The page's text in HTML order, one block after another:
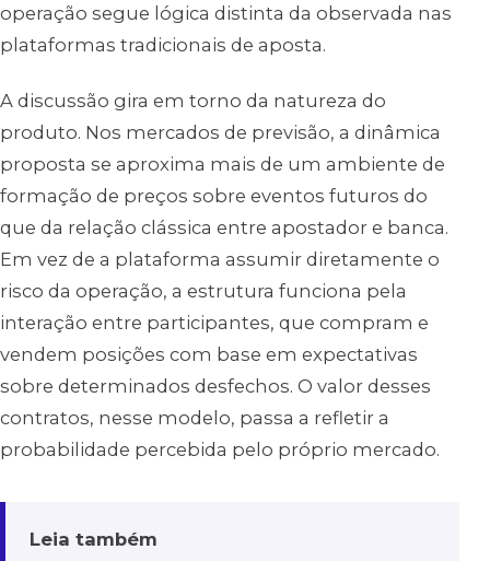
operação segue lógica distinta da observada nas
plataformas tradicionais de aposta.
A discussão gira em torno da natureza do
produto. Nos mercados de previsão, a dinâmica
proposta se aproxima mais de um ambiente de
formação de preços sobre eventos futuros do
que da relação clássica entre apostador e banca.
Em vez de a plataforma assumir diretamente o
risco da operação, a estrutura funciona pela
interação entre participantes, que compram e
vendem posições com base em expectativas
sobre determinados desfechos. O valor desses
contratos, nesse modelo, passa a refletir a
probabilidade percebida pelo próprio mercado.
Leia também